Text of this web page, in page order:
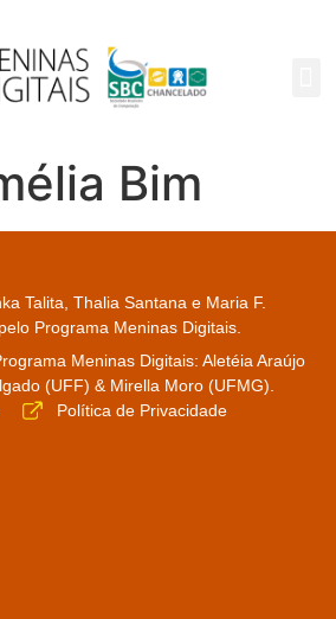
Bim
Talita, Thalia Santana e Maria F.
Programa Meninas Digitais.
Meninas Digitais: Aletéia Araújo
(UFF) & Mirella Moro (UFMG).
Política de Privacidade